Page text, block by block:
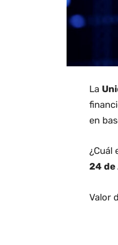
La
en
¿Cuál
24 de
Valor